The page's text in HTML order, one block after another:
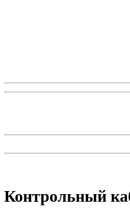
Контрольный